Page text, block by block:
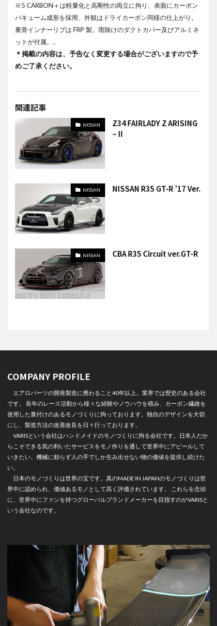
※5 CARBON＋は軽量化と高剛性の両立に拘り、表面にカーボン
バキューム成形を採用、外観はドライカーボン同様の仕上がり。
裏骨インナーリブは FRP 製。雨除けのダクトカバー及びアルミネ
ットが付属。。
＊掲載の内容は、予告なく変更する場合がございますので予
めご了承ください。
関連記事
NISSAN
Z34 FAIRLADY Z ARISING
– II
NISSAN NISSAN R35 GT-R ’17 Ver.
NISSAN CBA R35 Circuit ver.GT-R
COMPANY PROFILE
エアロパーツの開発製造に携わること40年以上。業界では歴史のある会社
です。 長年のレース活動から様々な経験やノウハウを積み、カーボン繊維を
使用した裏付けのあるモノづくりに拘っております。独自のデザインを大切
にし、製造方法の改善改良を日々行っております。
VARISという会社はハンドメイドのモノづくりに拘る会社です。日本人だか
らこそできる気の利いたサービスをモノ作りを通して世界中にアピールして
いきたい。機械に頼らず人の手でしか生み出せない物の価値を提供し続けた
い。
日本のモノづくりは世界の宝です。真のMADE IN JAPANのモノづくりは世
界中に認められ、価値あるモノとして高く評価されています。 これらを念頭
に、世界中にファンを持つグローバルブランドメーカーを目指すのがVARISと
いう会社なのです。